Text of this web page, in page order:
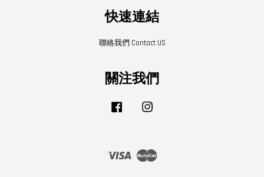
快速連結
聯絡我們 Contact US
關注我們
Facebook
Visa Master